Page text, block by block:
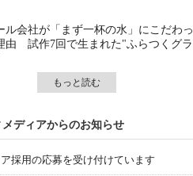
ル会社が「まず一杯の水」にこだわっ
由 試作7回で生まれた"ふらつくグラ
もっと読む
メディアからのお知らせ
採用の応募を受け付けています